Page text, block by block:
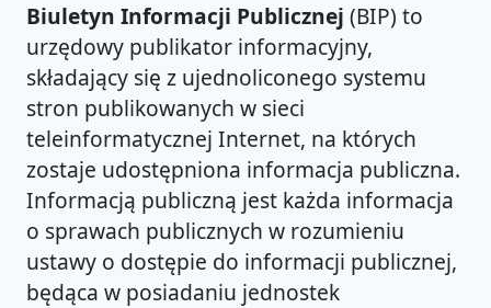
Biuletyn Informacji Publicznej (BIP) to
urzędowy publikator informacyjny,
składający się z ujednoliconego systemu
stron publikowanych w sieci
teleinformatycznej Internet, na których
zostaje udostępniona informacja publiczna.
Informacją publiczną jest każda informacja
o sprawach publicznych w rozumieniu
ustawy o dostępie do informacji publicznej,
będąca w posiadaniu jednostek